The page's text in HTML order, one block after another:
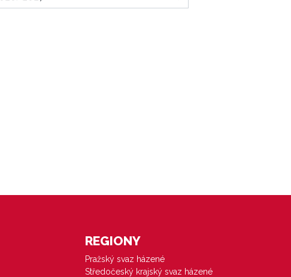
REGIONY
Pražský svaz házené
Středočeský krajský svaz házené